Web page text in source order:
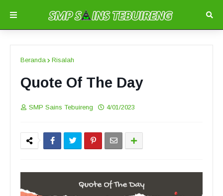
Beranda Risalah
Quote Of The Day
SMP Sains Tebuireng 4/01/2023